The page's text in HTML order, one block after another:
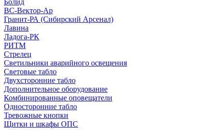
Болид
ВС-Вектор-Ар
Гранит-РА (Сибирский Арсенал)
Лавина
Ладога-РК
РИТМ
Стрелец
Светильники аварийного освещения
Световые табло
Двухсторонние табло
Дополнительное оборудование
Комбинированные оповещатели
Односторонние табло
Тревожные кнопки
Щитки и шкафы ОПС